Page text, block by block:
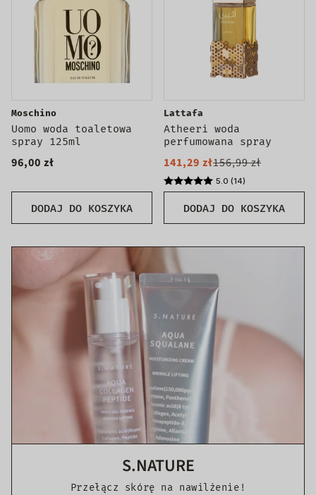
DODAJ DO KOSZYKA
Moschino
Uomo woda toaletowa
spray 125ml
96,00 zł
DODAJ DO KOSZYKA
Lattafa
Atheeri woda
perfumowana spray
141,29 zł156,99 zł
5.0 (14)
S.NATURE
Przełącz skórę na nawilżenie!